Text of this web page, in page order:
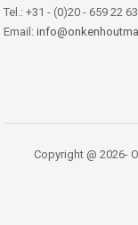
Tel.: +31 - (0)20 - 659 22 63
Email:
Copyright @ 2026-